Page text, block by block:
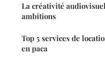
La créativité
ambitions
Top 5 services de
en paca